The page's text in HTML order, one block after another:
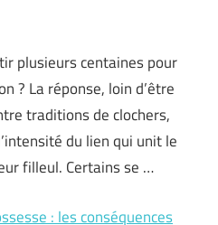
plusieurs centaines pour
? La réponse, loin d’être
traditions de clochers,
du lien qui unit le
filleul. Certains se …
: les conséquences